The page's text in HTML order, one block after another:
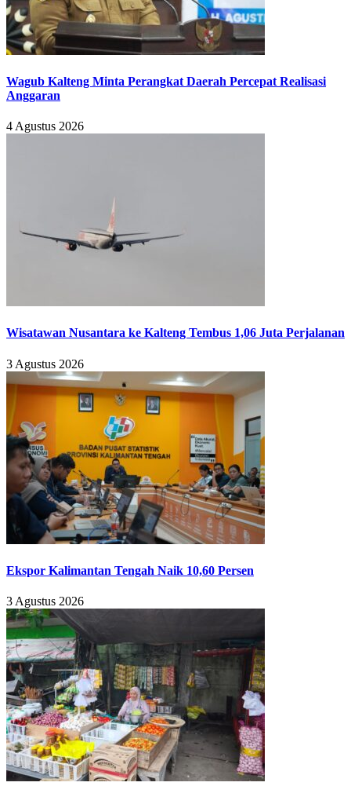
Wagub Kalteng Minta Perangkat Daerah Percepat Realisasi
Anggaran
4 Agustus 2026
Wisatawan Nusantara ke Kalteng Tembus 1,06 Juta Perjalanan
3 Agustus 2026
Ekspor Kalimantan Tengah Naik 10,60 Persen
3 Agustus 2026